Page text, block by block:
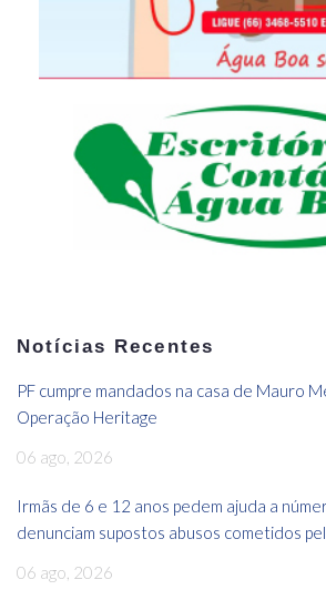
Notícias Recentes
PF cumpre mandados na casa de Mauro
Operação Heritage
06 ago, 2026
Irmãs de 6 e 12 anos pedem ajuda a
denunciam supostos abusos cometidos
06 ago, 2026